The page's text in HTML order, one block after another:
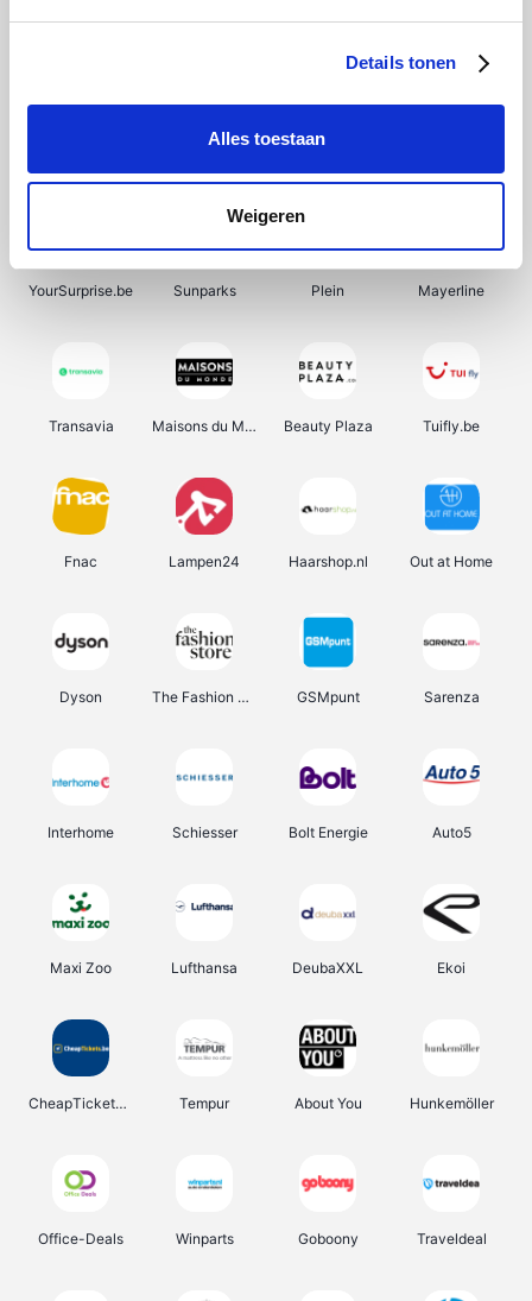
Details tonen
Alles toestaan
Weigeren
SupraBazar Shein Bergfreunde Smartwatchbanden
YourSurprise.be Sunparks Plein Mayerline
Transavia Maisons du Monde Beauty Plaza Tuifly.be
Fnac Lampen24 Haarshop.nl Out at Home
Dyson The Fashion Store GSMpunt Sarenza
Interhome Schiesser Bolt Energie Auto5
Maxi Zoo Lufthansa DeubaXXL Ekoi
CheapTickets.be Tempur About You Hunkemöller
Office-Deals Winparts Goboony Traveldeal